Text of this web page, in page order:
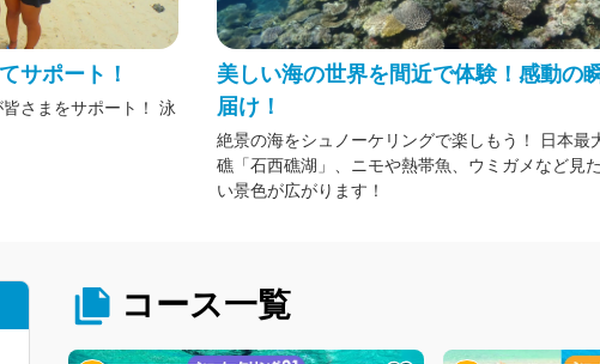
サポート！
さまをサポート！ 泳
美しい海の世界を間近で体験！感動の
届け！
絶景の海をシュノーケリングで楽しもう！ 日本最
礁「石西礁湖」、ニモや熱帯魚、ウミガメなど見
い景色が広がります！
コース一覧